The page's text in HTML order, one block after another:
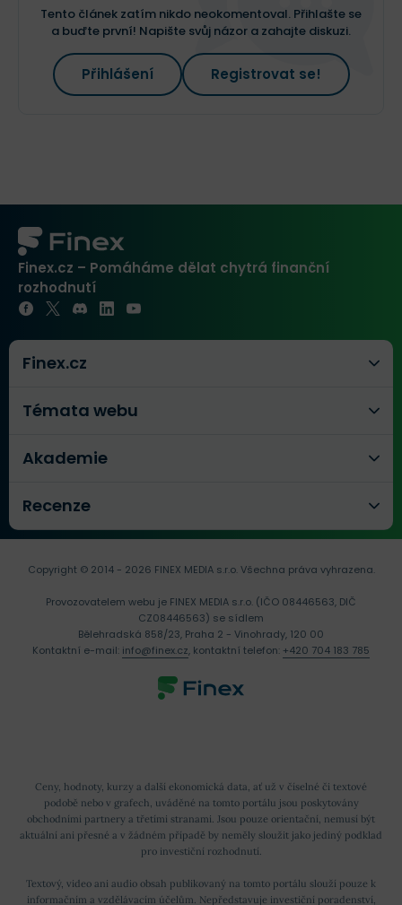
Tento článek zatím nikdo neokomentoval. Přihlašte se
a buďte první! Napište svůj názor a zahajte diskuzi.
Přihlášení Registrovat se!
Finex.cz – Pomáháme dělat chytrá finanční
rozhodnutí
Finex.cz
Témata webu
Akademie
Recenze
Ceny, hodnoty, kurzy a další ekonomická data, ať už v číselné či textové
podobě nebo v grafech, uváděné na tomto portálu jsou poskytovány
obchodními partnery a třetími stranami. Jsou pouze orientační, nemusí být
aktuální ani přesné a v žádném případě by neměly sloužit jako jediný podklad
pro investiční rozhodnutí.
Textový, video ani audio obsah publikovaný na tomto portálu slouží pouze k
informačním a vzdělávacím účelům. Nepředstavuje investiční poradenství,
Copyright © 2014 - 2026 FINEX MEDIA s.r.o.Všechna práva vyhrazena.
Provozovatelem webu je FINEX MEDIA s.r.o. (IČO 08446563, DIČ
CZ08446563) se sídlem
Bělehradská 858/23, Praha 2 - Vinohrady, 120 00
Kontaktní e-mail: info@finex.cz, kontaktní telefon: +420 704 183 785